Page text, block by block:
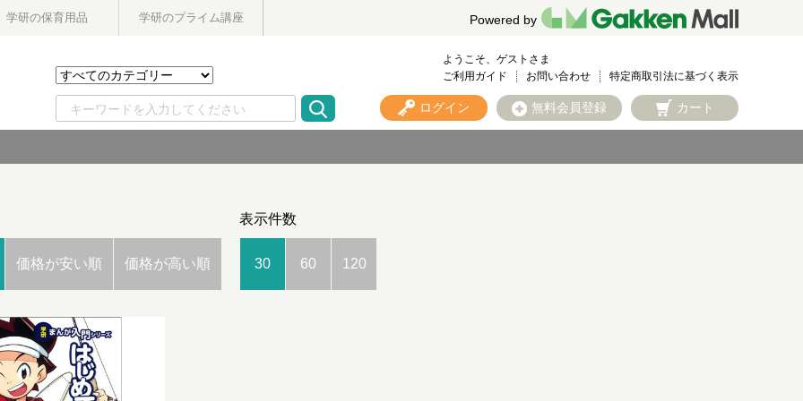
学研の保育用品 学研のプライム講座 Powered by
ようこそ、ゲストさま
ご利用ガイド
お問い合わせ 特定商取引法に基づく表示
ログイン 無料会員登録 カート
価格が安い順 価格が高い順
表示件数
30 60 120